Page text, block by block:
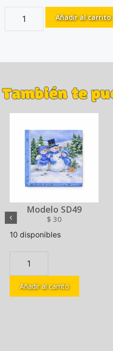
Añadir al carrito
También te
Modelo SD49
$ 30
10 disponibles
Añadir al carrito